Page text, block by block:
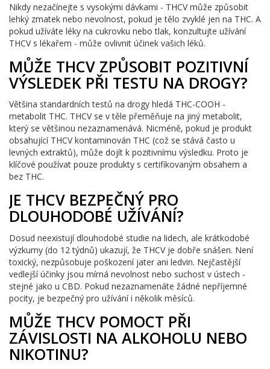
Nikdy nezačínejte s vysokými dávkami - THCV může způsobit
lehký zmatek nebo nevolnost, pokud je tělo zvyklé jen na THC. A
pokud užíváte léky na cukrovku nebo tlak, konzultujte užívání
THCV s lékařem - může ovlivnit účinek vašich léků.
MŮŽE THCV ZPŮSOBIT POZITIVNÍ
VÝSLEDEK PŘI TESTU NA DROGY?
Většina standardních testů na drogy hledá THC-COOH -
metabolit THC. THCV se v těle přeměňuje na jiný metabolit,
který se většinou nezaznamenává. Nicméně, pokud je produkt
obsahující THCV kontaminován THC (což se stává často u
levných extraktů), může dojít k pozitivnímu výsledku. Proto je
klíčové používat pouze produkty s certifikovaným obsahem a
bez THC.
JE THCV BEZPEČNÝ PRO
DLOUHODOBÉ UŽÍVÁNÍ?
Dosud neexistují dlouhodobé studie na lidech, ale krátkodobé
výzkumy (do 12 týdnů) ukazují, že THCV je dobře snášen. Není
toxický, nezpůsobuje poškození jater ani ledvin. Nejčastější
vedlejší účinky jsou mírná nevolnost nebo suchost v ústech -
stejné jako u CBD. Pokud nezaznamenáte žádné nepříjemné
pocity, je bezpečný pro užívání i několik měsíců.
MŮŽE THCV POMOCT PŘI
ZÁVISLOSTI NA ALKOHOLU NEBO
NIKOTINU?